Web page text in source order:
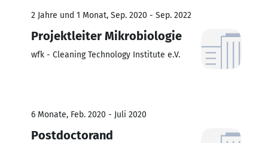
2 Jahre und 1 Monat, Sep. 2020 - Sep. 2022
Projektleiter Mikrobiologie
wfk - Cleaning Technology Institute e.V.
6 Monate, Feb. 2020 - Juli 2020
Postdoctorand